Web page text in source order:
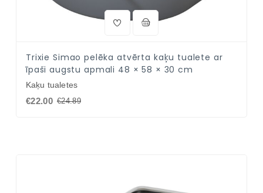
Trixie Simao pelēka atvērta kaķu tualete ar
īpaši augstu apmali 48 × 58 × 30 cm
Kaķu tualetes
€22.00 €24.89